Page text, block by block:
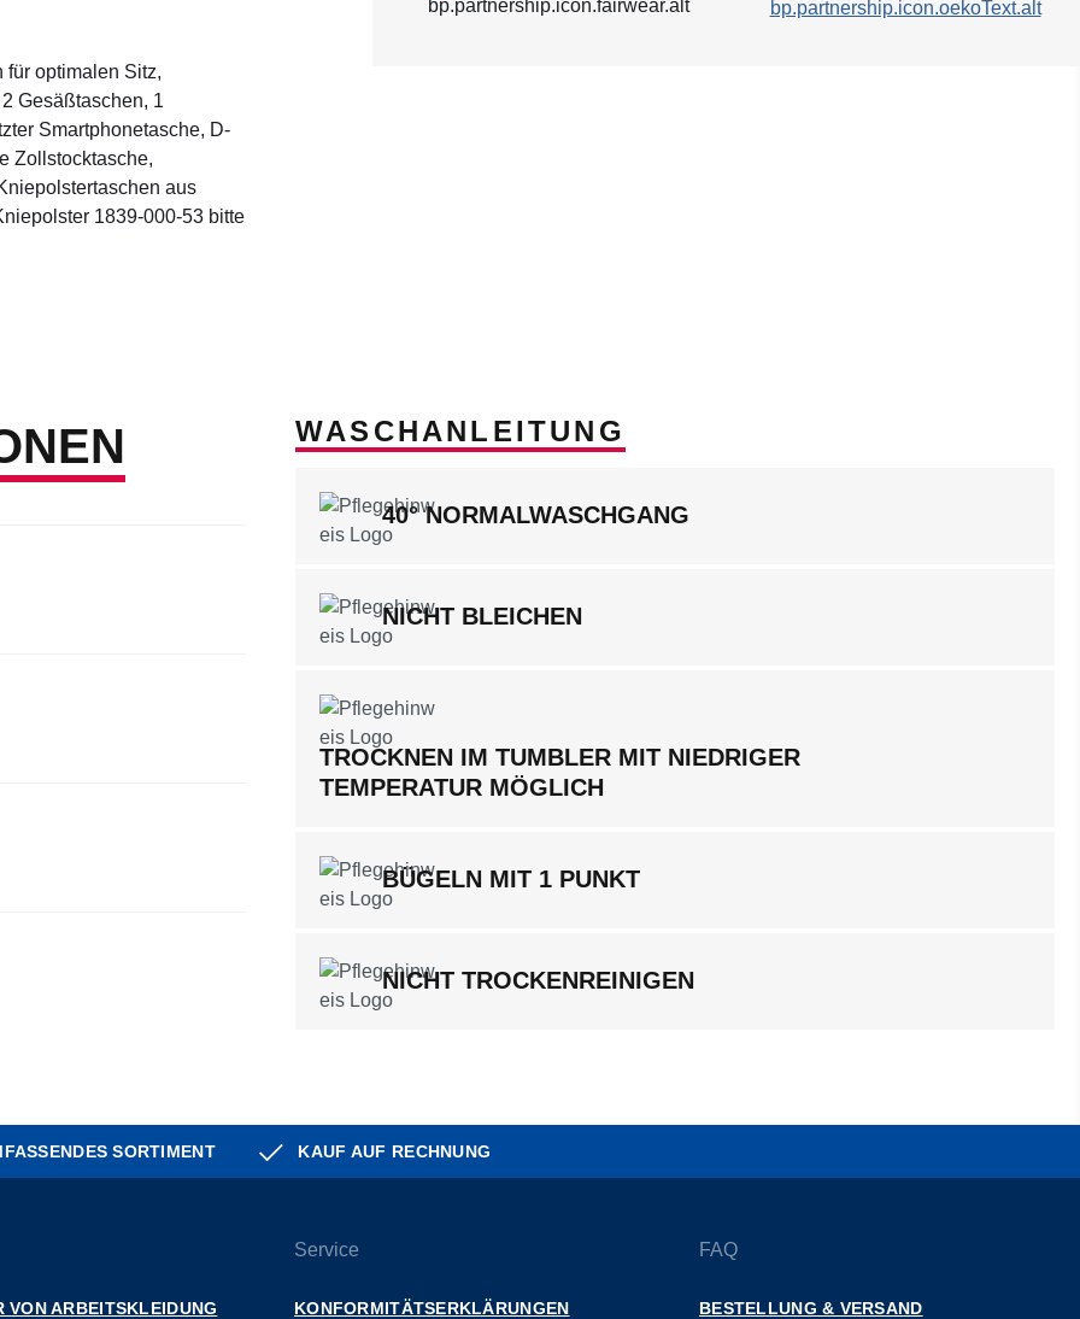
für optimalen Sitz,
Gesäßtaschen, 1
Smartphonetasche, D-
Zollstocktasche,
aus
1839-000-53 bitte
WASCHANLEITUNG
40° NORMALWASCHGANG
NICHT BLEICHEN
TROCKNEN IM TUMBLER MIT NIEDRIGER
TEMPERATUR MÖGLICH
BÜGELN MIT 1 PUNKT
NICHT TROCKENREINIGEN
SORTIMENT KAUF AUF RECHNUNG
VON ARBEITSKLEIDUNG
Service
KONFORMITÄTSERKLÄRUNGEN
FAQ
BESTELLUNG & VERSAND